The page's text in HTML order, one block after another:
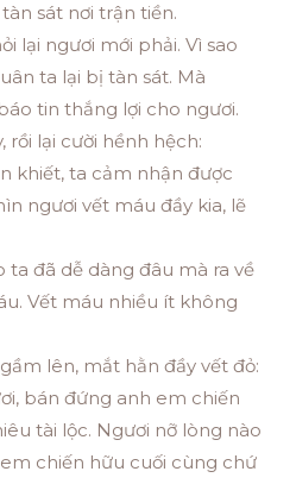
sát nơi trận tiền.
lại ngươi mới phải. Vì sao
ta lại bị tàn sát. Mà
tin thắng lợi cho ngươi.
rồi lại cười hềnh hệch:
khiết, ta cảm nhận được
ngươi vết máu đầy kia, lẽ
ta đã dễ dàng đâu mà ra về
Vết máu nhiều ít không
lên, mắt hằn đầy vết đỏ:
bán đứng anh em chiến
tài lộc. Ngươi nỡ lòng nào
chiến hữu cuối cùng chứ